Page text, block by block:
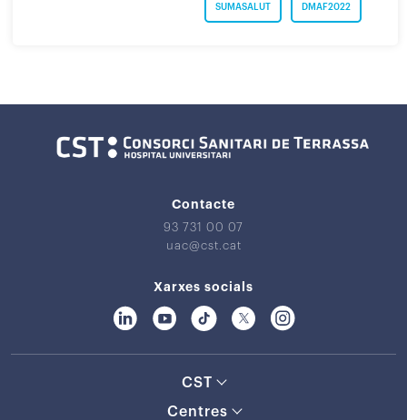
DMAF2022
SUMASALUT
Contacte
93 731 00 07
uac@cst.cat
Xarxes socials
CST
Centres